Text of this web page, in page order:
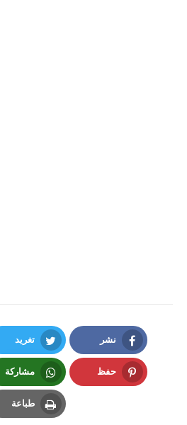
نشر
Facebook
تغريد
Twitter
حفظ مشاركة
Whatsapp
طباعة